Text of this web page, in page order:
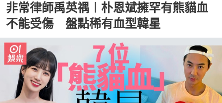
非常律師禹英禑︱朴恩斌擁罕有熊貓血
不能受傷 盤點稀有血型韓星